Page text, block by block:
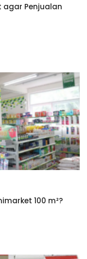
agar Penjualan
100 m²?